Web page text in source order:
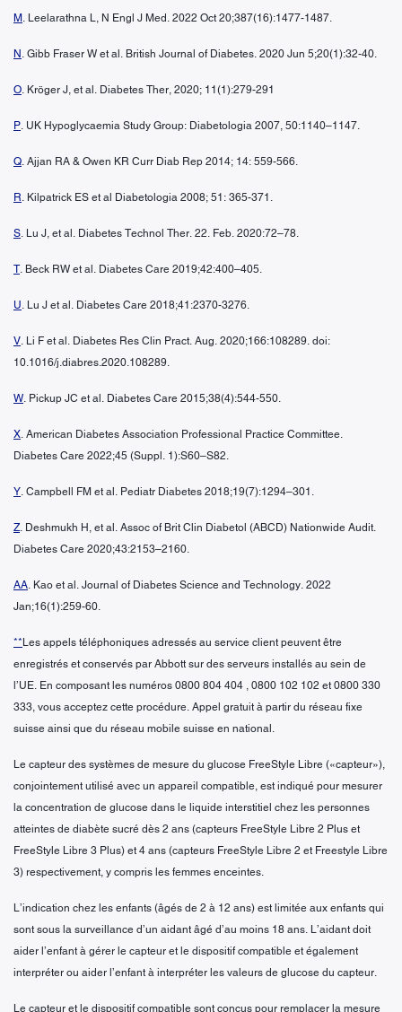
M . Leelarathna L, N Engl J Med. 2022 Oct 20;387(16):1477-1487.
N . Gibb Fraser W et al. British Journal of Diabetes. 2020 Jun 5;20(1):32-40.
O. Kröger J, et al. Diabetes Ther, 2020; 11(1):279-291
P. UK Hypoglycaemia Study Group: Diabetologia 2007, 50:1140–1147.
Q. Ajjan RA & Owen KR Curr Diab Rep 2014; 14: 559-566.
R. Kilpatrick ES et al Diabetologia 2008; 51: 365-371.
S. Lu J, et al. Diabetes Technol Ther. 22. Feb. 2020:72–78.
T. Beck RW et al. Diabetes Care 2019;42:400–405.
U. Lu J et al. Diabetes Care 2018;41:2370-3276.
V. Li F et al. Diabetes Res Clin Pract. Aug. 2020;166:108289. doi:
10.1016/j.diabres.2020.108289.
W. Pickup JC et al. Diabetes Care 2015;38(4):544-550.
X. American Diabetes Association Professional Practice Committee.
Diabetes Care 2022;45 (Suppl. 1):S60–S82.
Y. Campbell FM et al. Pediatr Diabetes 2018;19(7):1294–301.
Z. Deshmukh H, et al. Assoc of Brit Clin Diabetol (ABCD) Nationwide Audit.
Diabetes Care 2020;43:2153–2160.
AA. Kao et al. Journal of Diabetes Science and Technology. 2022
Jan;16(1):259-60.
** Les appels téléphoniques adressés au service client peuvent être
enregistrés et conservés par Abbott sur des serveurs installés au sein de
l’UE. En composant les numéros 0800 804 404 , 0800 102 102 et 0800 330
333, vous acceptez cette procédure. Appel gratuit à partir du réseau fixe
suisse ainsi que du réseau mobile suisse en national.
Le capteur des systèmes de mesure du glucose FreeStyle Libre («capteur»),
conjointement utilisé avec un appareil compatible, est indiqué pour mesurer
la concentration de glucose dans le liquide interstitiel chez les personnes
atteintes de diabète sucré dès 2 ans (capteurs FreeStyle Libre 2 Plus et
FreeStyle Libre 3 Plus) et 4 ans (capteurs FreeStyle Libre 2 et Freestyle Libre
3) respectivement, y compris les femmes enceintes.
L’indication chez les enfants (âgés de 2 à 12 ans) est limitée aux enfants qui
sont sous la surveillance d’un aidant âgé d’au moins 18 ans. L’aidant doit
aider l’enfant à gérer le capteur et le dispositif compatible et également
interpréter ou aider l’enfant à interpréter les valeurs de glucose du capteur.
Le capteur et le dispositif compatible sont conçus pour remplacer la mesure